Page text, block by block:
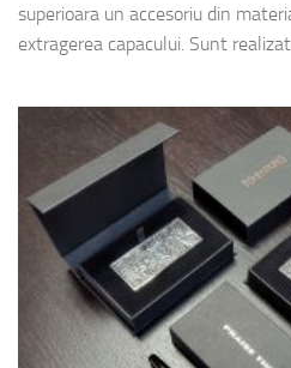
superioara un accesoriu din
extragerea capacului. Sunt